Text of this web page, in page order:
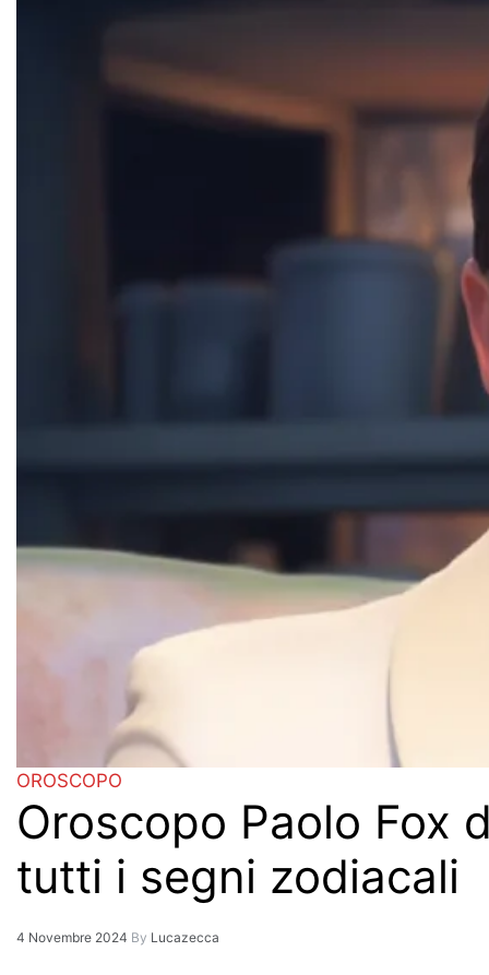
OROSCOPO
Oroscopo Paolo Fox
tutti i segni zodiacali
4 Novembre 2024 By Lucazecca